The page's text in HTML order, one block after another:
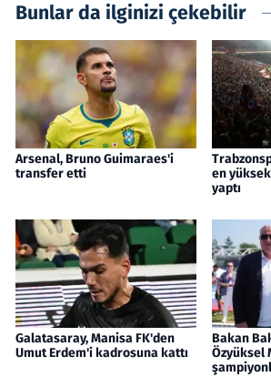
Bunlar da ilginizi çekebilir
Arsenal, Bruno Guimaraes'i
transfer etti
en yüksek
yaptı
Galatasaray, Manisa FK'den
Umut Erdem'i kadrosuna kattı
Bakan
Özyüksel